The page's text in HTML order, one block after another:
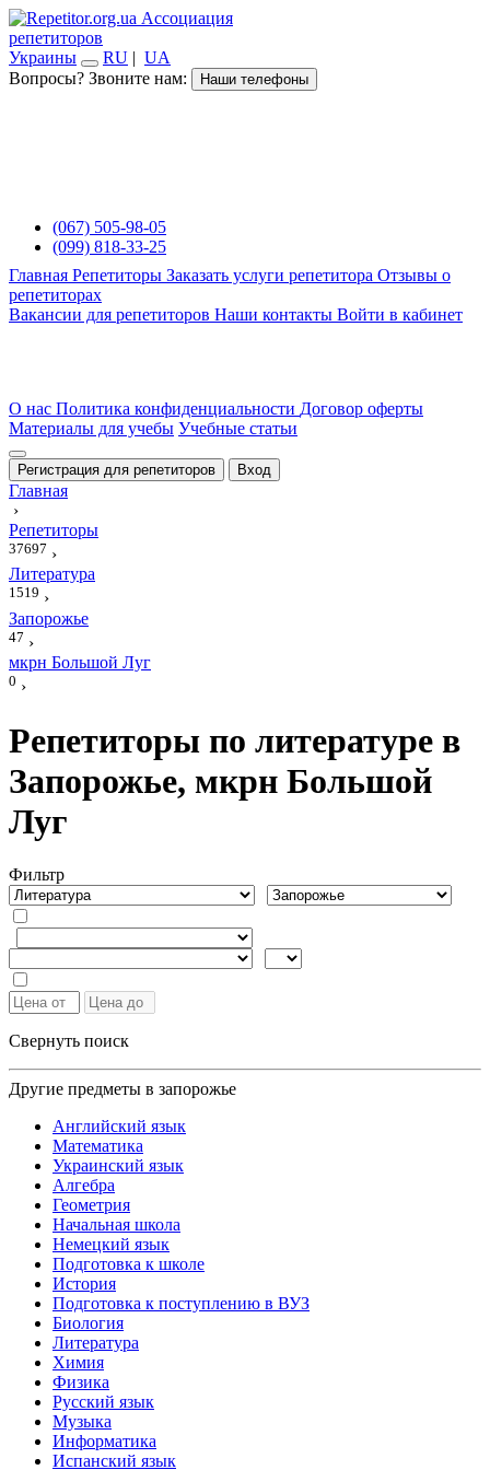
Ассоциация
репетиторов
Украины
RU | UA
Вопросы? Звоните нам:
Наши телефоны
(067) 505-98-05
(099) 818-33-25
Главная Репетиторы Заказать услуги репетитора Отзывы о
репетиторах
Вакансии для репетиторов Наши контакты Войти в кабинет
О нас Политика конфиденциальности Договор оферты
Материалы для учебы Учебные статьи
Регистрация для репетиторов Вход
Главная
›
Репетиторы
37697 ›
Литература
1519 ›
Запорожье
47 ›
мкрн Большой Луг
0 ›
Репетиторы по литературе в
Запорожье, мкрн Большой
Луг
Фильтр
Свернуть поиск
Другие предметы в запорожье
Английский язык
Математика
Украинский язык
Алгебра
Геометрия
Начальная школа
Немецкий язык
Подготовка к школе
История
Подготовка к поступлению в ВУЗ
Биология
Литература
Химия
Физика
Русский язык
Музыка
Информатика
Испанский язык